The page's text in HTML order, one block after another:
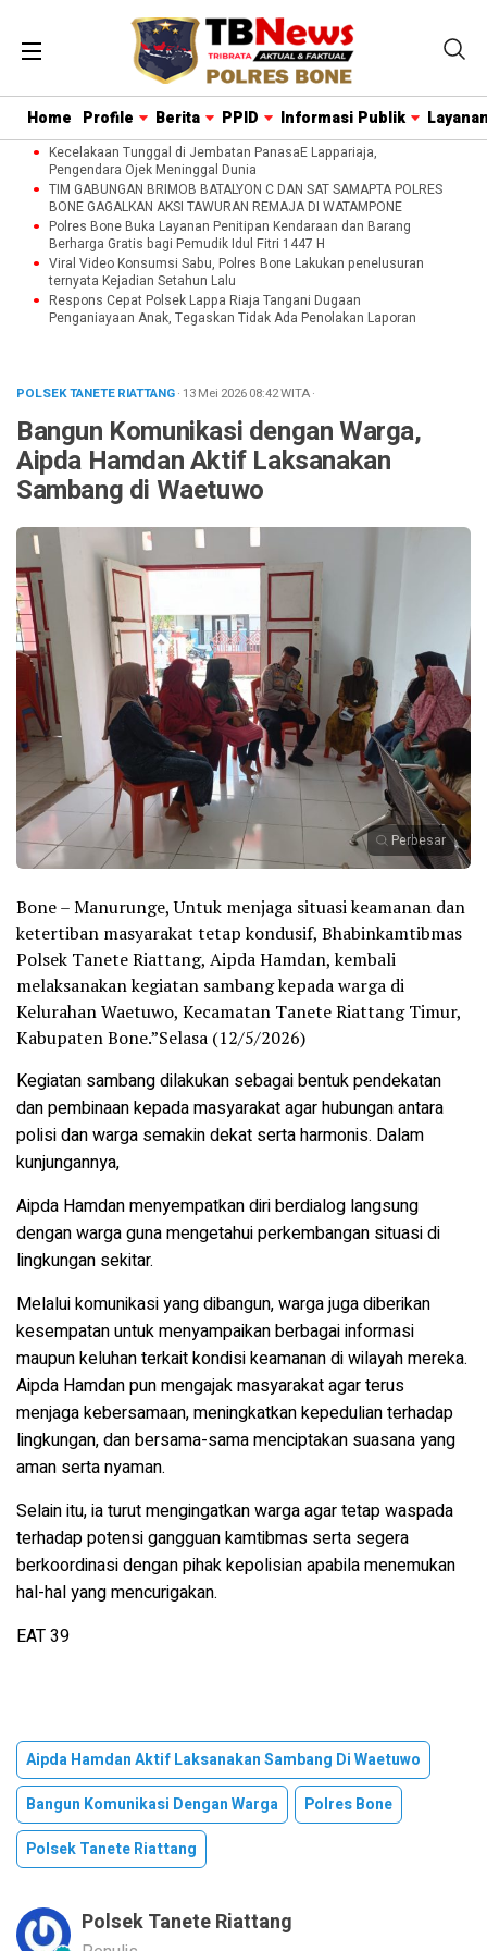
Home Profile Berita PPID Informasi Publik
Kecelakaan Tunggal di Jembatan PanasaE Lappariaja,
Pengendara Ojek Meninggal Dunia
TIM GABUNGAN BRIMOB BATALYON C DAN SAT SAMAPTA POLRES
BONE GAGALKAN AKSI TAWURAN REMAJA DI WATAMPONE
Polres Bone Buka Layanan Penitipan Kendaraan dan Barang
Berharga Gratis bagi Pemudik Idul Fitri 1447 H
Viral Video Konsumsi Sabu, Polres Bone Lakukan penelusuran
ternyata Kejadian Setahun Lalu
Respons Cepat Polsek Lappa Riaja Tangani Dugaan
Penganiayaan Anak, Tegaskan Tidak Ada Penolakan Laporan
POLSEK TANETE RIATTANG· 13 Mei 202608:42WITA·
Bangun Komunikasi dengan Warga,
Aipda Hamdan Aktif Laksanakan
Sambang di Waetuwo
Perbesar
Bone – Manurunge, Untuk menjaga situasi keamanan dan
ketertiban masyarakat tetap kondusif, Bhabinkamtibmas
Polsek Tanete Riattang, Aipda Hamdan, kembali
melaksanakan kegiatan sambang kepada warga di
Kelurahan Waetuwo, Kecamatan Tanete Riattang Timur,
Kabupaten Bone.”Selasa (12/5/2026)
Kegiatan sambang dilakukan sebagai bentuk pendekatan
dan pembinaan kepada masyarakat agar hubungan antara
polisi dan warga semakin dekat serta harmonis. Dalam
kunjungannya,
Aipda Hamdan menyempatkan diri berdialog langsung
dengan warga guna mengetahui perkembangan situasi di
lingkungan sekitar.
Melalui komunikasi yang dibangun, warga juga diberikan
kesempatan untuk menyampaikan berbagai informasi
maupun keluhan terkait kondisi keamanan di wilayah mereka.
Aipda Hamdan pun mengajak masyarakat agar terus
menjaga kebersamaan, meningkatkan kepedulian terhadap
lingkungan, dan bersama-sama menciptakan suasana yang
aman serta nyaman.
Selain itu, ia turut mengingatkan warga agar tetap waspada
terhadap potensi gangguan kamtibmas serta segera
berkoordinasi dengan pihak kepolisian apabila menemukan
hal-hal yang mencurigakan.
EAT 39
Aipda Hamdan Aktif Laksanakan Sambang Di Waetuwo
Bangun Komunikasi Dengan Warga
Polres Bone
Polsek Tanete Riattang
Polsek Tanete Riattang